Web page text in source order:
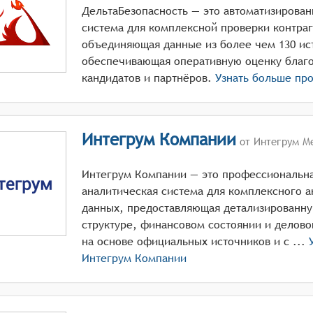
ДельтаБезопасность — это
система для комплексной проверки
объединяющая данные из более чем 130
обеспечивающая оперативную оценку
кандидатов и партнёров. Узнать больше
Интегрум Компании от Интегрум
Интегрум Компании — это
аналитическая система для комплексного
данных, предоставляющая
структуре, финансовом состоянии и
на основе официальных источников и с ...
Интегрум Компании